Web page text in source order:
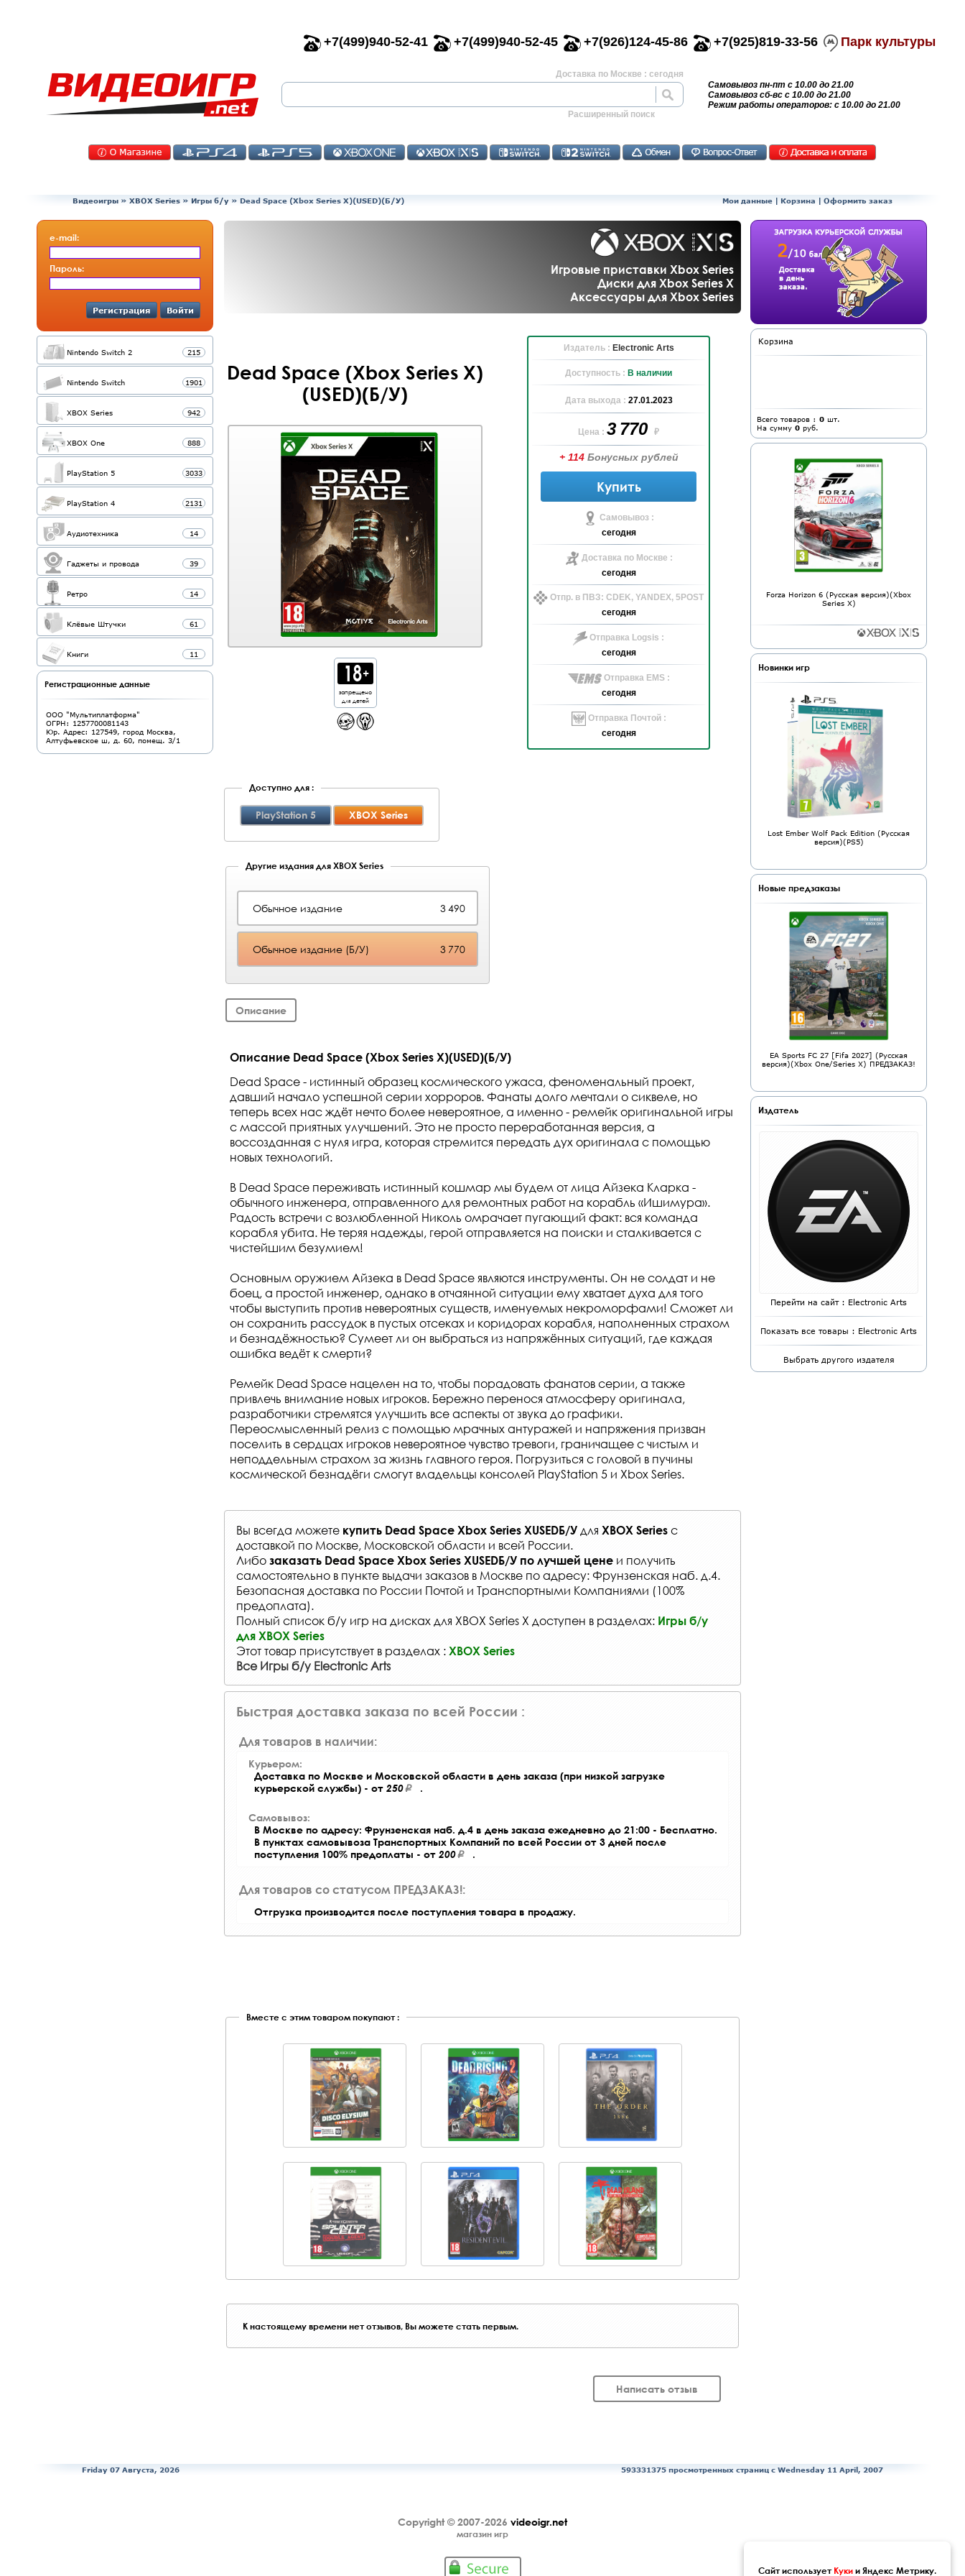
+7(499)940-52-41 +7(499)940-52-45 +7(926)124-45-86 +7(925)819-33-56 Парк культуры
Доставка по Москве : сегодня
Расширенный поиск
Самовывоз пн-пт с 10.00 до 21.00
Самовывоз сб-вс с 10.00 до 21.00
Режим работы операторов: с 10.00 до 21.00
Видеоигры » XBOX Series » Игры б/у » Dead Space (Xbox Series X)(USED)(Б/У) Мои данные | Корзина | Оформить заказ
e-mail:
Пароль:
Регистрация Войти
Nintendo Switch 2 215
Nintendo Switch 1901
XBOX Series 942
XBOX One 888
PlayStation 5 3033
PlayStation 4 2131
Аудиотехника 14
Гаджеты и провода 39
Ретро 14
Клёвые Штучки 61
Книги 11
Регистрационные данные
ООО "Мультиплатформа"
ОГРН: 1257700081143
Юр. Адрес: 127549, город Москва,
Алтуфьевское ш, д. 60, помещ. 3/1
Игровые приставки Xbox Series
Диски для Xbox Series X
Аксессуары для Xbox Series
Dead Space (Xbox Series X)
(USED)(Б/У)
запрещено
для детей
Издатель : Electronic Arts
Доступность : В наличии
Дата выхода : 27.01.2023
Цена : 3 770 ₽
+ 114 Бонусных рублей
Купить
Самовывоз :
сегодня
Доставка по Москве :
сегодня
Отпр. в ПВЗ: CDEK, YANDEX, 5POST
сегодня
Отправка Logsis :
сегодня
Отправка EMS :
сегодня
Отправка Почтой :
сегодня
Доступно для :
PlayStation 5 XBOX Series
Другие издания для XBOX Series
Обычное издание 3 490
Обычное издание (Б/У) 3 770
Описание
Описание Dead Space (Xbox Series X)(USED)(Б/У)
Dead Space - истинный образец космического ужаса, феноменальный проект,
давший начало успешной серии хорроров. Фанаты долго мечтали о сиквеле, но
теперь всех нас ждёт нечто более невероятное, а именно - ремейк оригинальной игры
с массой приятных улучшений. Это не просто переработанная версия, а
воссозданная с нуля игра, которая стремится передать дух оригинала с помощью
новых технологий.
В Dead Space переживать истинный кошмар мы будем от лица Айзека Кларка -
обычного инженера, отправленного для ремонтных работ на корабль «Ишимура».
Радость встречи с возлюбленной Николь омрачает пугающий факт: вся команда
корабля убита. Не теряя надежды, герой отправляется на поиски и сталкивается с
чистейшим безумием!
Основным оружием Айзека в Dead Space являются инструменты. Он не солдат и не
боец, а простой инженер, однако в отчаянной ситуации ему хватает духа для того
чтобы выступить против невероятных существ, именуемых некроморфами! Сможет ли
он сохранить рассудок в пустых отсеках и коридорах корабля, наполненных страхом
и безнадёжностью? Сумеет ли он выбраться из напряжённых ситуаций, где каждая
ошибка ведёт к смерти?
Ремейк Dead Space нацелен на то, чтобы порадовать фанатов серии, а также
привлечь внимание новых игроков. Бережно перенося атмосферу оригинала,
разработчики стремятся улучшить все аспекты от звука до графики.
Переосмысленный релиз с помощью мрачных антуражей и напряжения призван
поселить в сердцах игроков невероятное чувство тревоги, граничащее с чистым и
неподдельным страхом за жизнь главного героя. Погрузиться с головой в пучины
космической безнадёги смогут владельцы консолей PlayStation 5 и Xbox Series.
Вы всегда можете купить Dead Space Xbox Series XUSEDБ/У для XBOX Series с
доставкой по Москве, Московской области и всей России.
Либо заказать Dead Space Xbox Series XUSEDБ/У по лучшей цене и получить
самостоятельно в пункте выдачи заказов в Москве по адресу: Фрунзенская наб. д.4.
Безопасная доставка по России Почтой и Транспортными Компаниями (100%
предоплата).
Полный список б/у игр на дисках для XBOX Series X доступен в разделах: Игры б/у
для XBOX Series
Этот товар присутствует в разделах : XBOX Series
Все Игры б/у Electronic Arts
Быстрая доставка заказа по всей России :
Для товаров в наличии:
Курьером:
Доставка по Москве и Московской области в день заказа (при низкой загрузке
курьерской службы) - от 250 .
Самовывоз:
В Москве по адресу: Фрунзенская наб. д.4 в день заказа ежедневно до 21:00 - Бесплатно.
В пунктах самовывоза Транспортных Компаний по всей России от 3 дней после
поступления 100% предоплаты - от 200 .
Для товаров со статусом ПРЕДЗАКАЗ!:
Отгрузка производится после поступления товара в продажу.
Вместе с этим товаром покупают :
К настоящему времени нет отзывов, Вы можете стать первым.
Написать отзыв
Корзина
Всего товаров : 0 шт.
На сумму 0 руб.
Forza Horizon 6 (Русская версия)(Xbox
Series X)
Новинки игр
Lost Ember Wolf Pack Edition (Русская
версия)(PS5)
Новые предзаказы
EA Sports FC 27 [Fifa 2027] (Русская
версия)(Xbox One/Series X) ПРЕДЗАКАЗ!
Издатель
Перейти на сайт : Electronic Arts
Показать все товары : Electronic Arts
Выбрать другого издателя
Friday 07 Августа, 2026 593331375 просмотренных страниц c Wednesday 11 April, 2007
Copyright © 2007-2026 videoigr.net
магазин игр
Сайт используетКукии Яндекс Метрику.